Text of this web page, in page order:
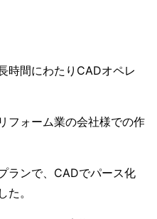
時間にわたりCADオペレ
フォーム業の会社様での作
ランで、CADでパース化
。